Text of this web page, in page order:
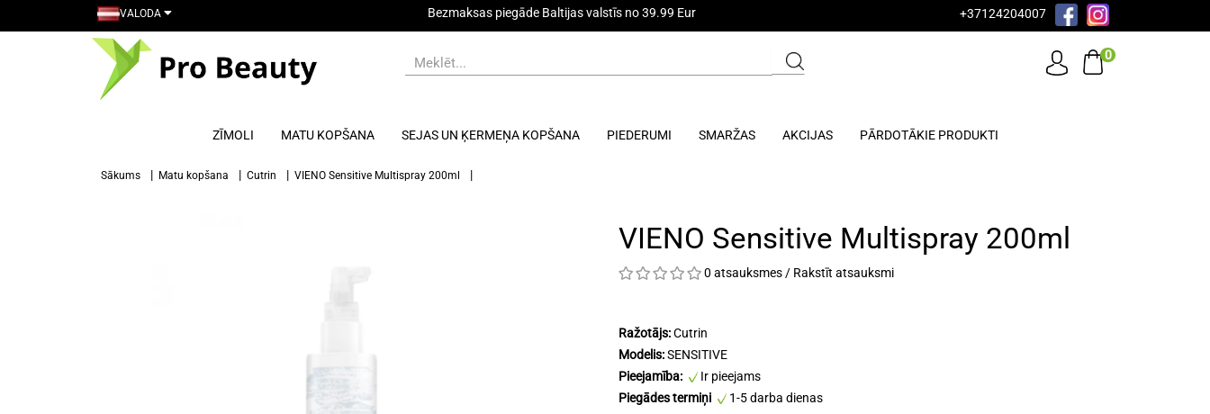
VALODA Bezmaksas piegāde Baltijas valstīs no 39.99 Eur +37124204007
0
ZĪMOLI MATU KOPŠANA SEJAS UN ĶERMEŅA KOPŠANA PIEDERUMI SMARŽAS AKCIJAS PĀRDOTĀKIE PRODUKTI
Sākums Matu kopšana Cutrin VIENO Sensitive Multispray 200ml
VIENO Sensitive Multispray 200ml
0 atsauksmes / Rakstīt atsauksmi
Ražotājs:Cutrin
Modelis:SENSITIVE
Pieejamība:
Ir pieejams
Piegādes termiņi
1-5 darba dienas